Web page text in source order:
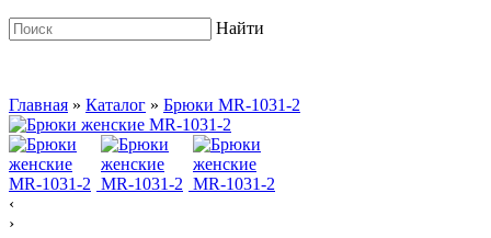
Найти
Главная » Каталог » Брюки MR-1031-2
‹
›